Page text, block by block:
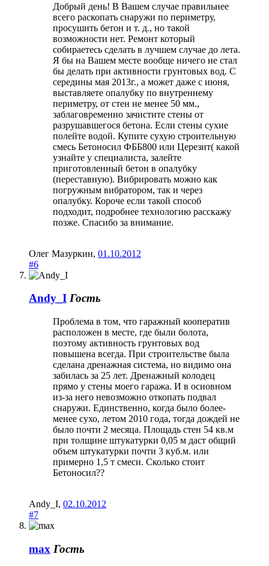
Добрый день! В Вашем случае правильнее
всего раскопать снаружи по периметру,
просушить бетон и т. д., но такой
возможности нет. Ремонт который
собираетесь сделать в лучшем случае до лета.
Я бы на Вашем месте вообще ничего не стал
бы делать при активности грунтовых вод. С
середины мая 2013г., а может даже с июня,
выставляете опалубку по внутреннему
периметру, от стен не менее 50 мм.,
заблаговременно зачистите стены от
разрушавшегося бетона. Если стены сухие
полейте водой. Купите сухую строительную
смесь Бетоносил ФББ800 или Церезит( какой
узнайте у специалиста, залейте
приготовленный бетон в опалубку
(переставную). Вибрировать можно как
погружным вибратором, так и через
опалубку. Короче если такой способ
подходит, подробнее технологию расскажу
позже. Спасибо за внимание.
Олег Мазуркин, 01.10.2012
#6
Andy_I Гость
Проблема в том, что гаражный кооператив
расположен в месте, где были болота,
поэтому активность грунтовых вод
повышена всегда. При строительстве была
сделана дренажная система, но видимо она
забилась за 25 лет. Дренажный колодец
прямо у стены моего гаража. И в основном
из-за него невозможно откопать подвал
снаружи. Единственно, когда было более-
менее сухо, летом 2010 года, тогда дождей не
было почти 2 месяца. Площадь стен 54 кв.м
при толщине штукатурки 0,05 м даст общий
объем штукатурки почти 3 куб.м. или
примерно 1,5 т смеси. Сколько стоит
Бетоносил??
Andy_I, 02.10.2012
#7
max Гость